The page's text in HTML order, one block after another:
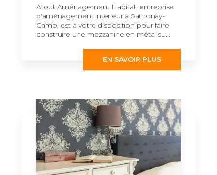
Atout Aménagement Habitat, entreprise
d'aménagement intérieur à Sathonay-
Camp, est à votre disposition pour faire
construire une mezzanine en métal su...
EN SAVOIR PLUS